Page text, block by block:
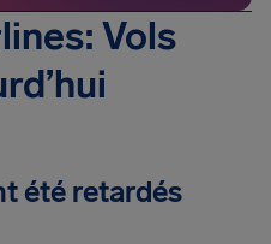
Vols
été retardés